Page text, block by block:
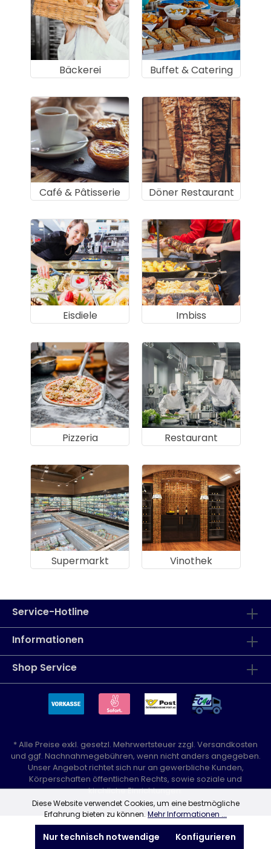
Bäckerei Buffet & Catering
Café & Pâtisserie Döner Restaurant
Eisdiele Imbiss
Pizzeria Restaurant
Supermarkt Vinothek
Service-Hotline
Informationen
Shop Service
* Alle Preise exkl. gesetzl. Mehrwertsteuer zzgl. Versandkosten
und ggf. Nachnahmegebühren, wenn nicht anders angegeben.
Unser Angebot richtet sich nur an gewerbliche Kunden,
Körperschaften öffentlichen Rechts, sowie soziale und
kirchliche Einrichtungen.
Diese Website verwendet Cookies, um eine bestmögliche
Erfahrung bieten zu können. Mehr Informationen ...
Nur technisch notwendige Konfigurieren